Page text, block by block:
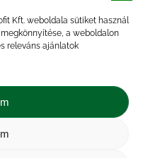
Kft. weboldala sütiket használ
a weboldalon
releváns ajánlatok